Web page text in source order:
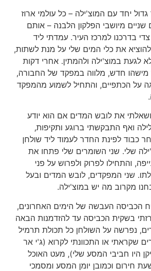
יחד עם המוצ'ילה – כל עולמי ארוז
מיושבי הפלקון הלבנה – אותם
בדרכנו למרכז העיר. עמדתי ליד
את כלי המים שלי על מנת לשתות,
לגעת במוצ'ילה ולהמתין. אחרי דקות
מישהו חדש, מלווה במפקד של החבורה,
על הכתפיים, והתחיל לשמוע מהמפקד
את לובש המדים אם הוא יודע
ואף התבקשתי ברוגע ותקיפות,
כבוד לפינת החדר לעמוד ליד שולחן
שלי. שני השומרים שלי פתחו את
והתחילו לפרוק ולפרוש על פני
שני המפקדים, לובש המדים ובעל
מקרוב מה יש במוצ'ילה.
הכביסה העבשה של הימים האחרונים,
בשקית הכביסה עד להזדמנות הבאה
נפרשה על השולחן כל תכולת תרמיל
שקראתי או התכוונתי לקרוא (ג'י אר
היו חביבי המסע שלי), מעט האוכל
חירום וכמובן יומן המסע ומסמכי